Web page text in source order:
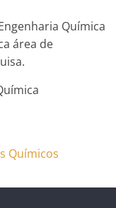
Química
área de
Químicos